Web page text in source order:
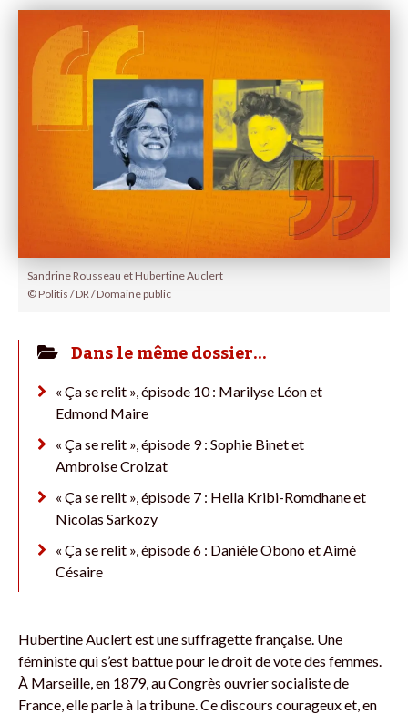
Sandrine Rousseau et Hubertine Auclert
© Politis / DR / Domaine public
Dans le même dossier…
« Ça se relit », épisode 10 : Marilyse Léon et
Edmond Maire
« Ça se relit », épisode 9 : Sophie Binet et
Ambroise Croizat
« Ça se relit », épisode 7 : Hella Kribi-Romdhane et
Nicolas Sarkozy
« Ça se relit », épisode 6 : Danièle Obono et Aimé
Césaire
Hubertine Auclert est une suffragette française. Une
féministe qui s’est battue pour le droit de vote des femmes.
À Marseille, en 1879, au Congrès ouvrier socialiste de
France, elle parle à la tribune. Ce discours courageux et, en